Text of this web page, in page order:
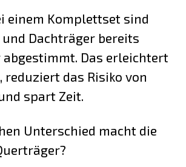
einem Komplettset sind
Dachträger bereits
Das erleichtert
reduziert das Risiko von
spart Zeit.
Unterschied macht die